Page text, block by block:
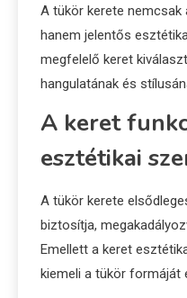
A tükör kerete nemcsak
hanem jelentős
megfelelő keret
hangulatának és
A keret
esztétikai
A tükör kerete
biztosítja,
Emellett a keret
kiemeli a tükör formáját